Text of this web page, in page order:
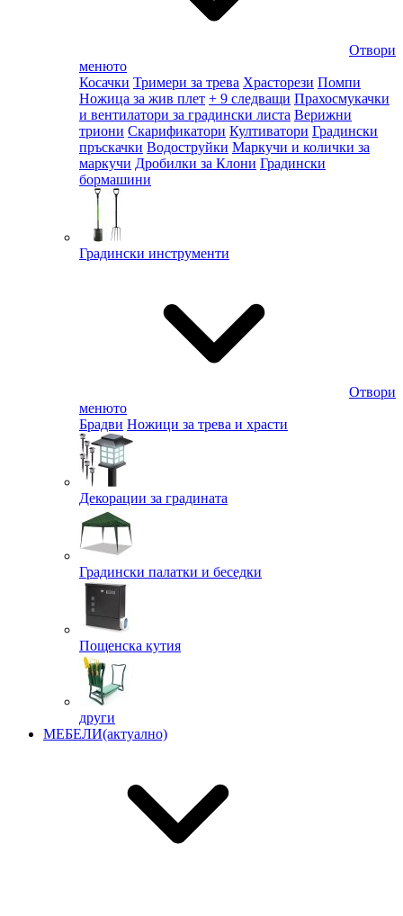
Отвори
менюто
Косачки Тримери за трева Храсторези Помпи
Ножица за жив плет + 9 следващи Прахосмукачки
и вентилатори за градински листа Верижни
триони Скарификатори Култиватори Градински
пръскачки Водоструйки Маркучи и колички за
маркучи Дробилки за Клони Градински
бормашини
Градински инструменти
Отвори
менюто
Брадви Ножици за трева и храсти
Декорации за градината
Градински палатки и беседки
Пощенска кутия
други
МЕБЕЛИ(актуално)